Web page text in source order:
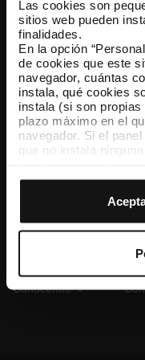
Las cookies son
sitios web pueden
finalidades.
En la opción
de cookies que este
navegador, cuántas
instala, qué cookies
instala (si son
plazo máximo en el
navegador. Si el
que no instala
que todas estas
tipología de cookies
instalen o no las
Una vez que hayas
hacer clic en
previamente. Te
de personalización,
opciones de
TMB App
Descárgate TMB App y
App Store
Conócenos